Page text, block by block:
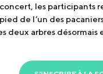
concert, les participants
de l’un des
deux arbres